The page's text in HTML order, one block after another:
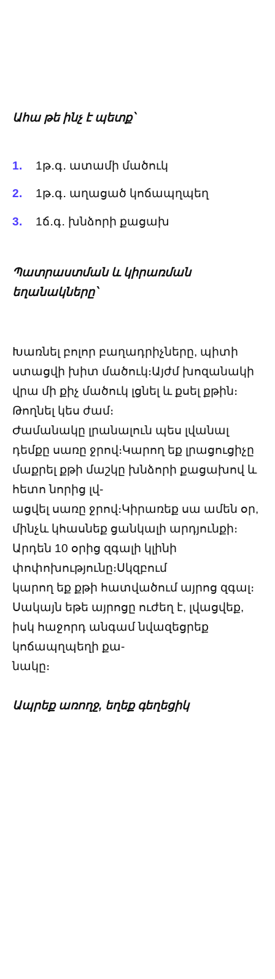
Ահա թե ինչ է պետք՝
1թ․գ․ ատամի մածուկ
1թ․գ․ աղացած կոճապղպեղ
1ճ․գ․ խնձորի քացախ
Պատրաստման և կիրառման
եղանակները՝
Խառնել բոլոր բաղադրիչները, պիտի
ստացվի խիտ մածուկ։Այժմ խոզանակի
վրա մի քիչ մածուկ լցնել և քսել քթին։
Թողնել կես ժամ։
Ժամանակը լրանալուն պես լվանալ
դեմքը սառը ջրով։Կարող եք լրացուցիչը
մաքրել քթի մաշկը խնձորի քացախով և
հետո նորից լվ-
ացվել սառը ջրով։Կիրառեք սա ամեն օր,
մինչև կհասնեք ցանկալի արդյունքի։
Արդեն 10 օրից զգալի կլինի
փոփոխությունը։Սկզբում
կարող եք քթի հատվածում այրոց զգալ։
Սակայն եթե այրոցը ուժեղ է, լվացվեք,
իսկ հաջորդ անգամ նվազեցրեք
կոճապղպեղի քա-
նակը։
Ապրեք առողջ, եղեք գեղեցիկ